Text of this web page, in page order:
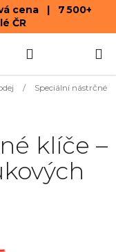
cena | 7 500+
ČR
KOŠÍK
/
Speciální nástrčné
klíče –